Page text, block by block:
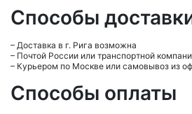
Способы доставки
– Доставка в г. Ригавозможна
– Почтой России или транспортной
– Курьером по Москве или самовывоз из
Способы оплаты